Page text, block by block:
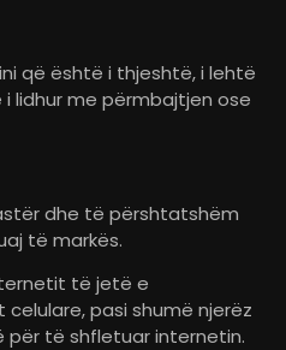
që është i thjeshtë, i lehtë
lidhur me përmbajtjen ose
dhe të përshtatshëm
të markës.
të jetë e
pasi shumë njerëz
për të shfletuar internetin.